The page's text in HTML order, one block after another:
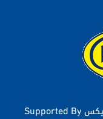
Supported By